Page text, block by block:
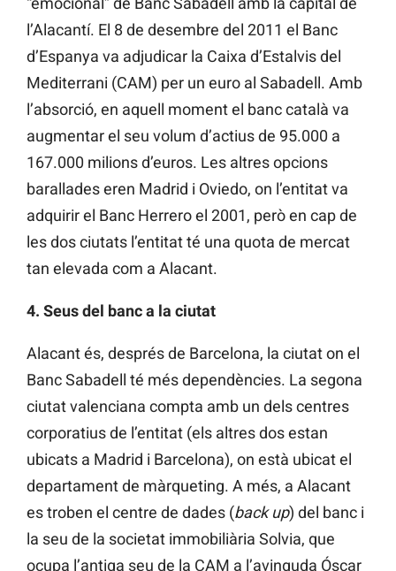
l’Alacantí. El 8 de desembre del 2011 el Banc
d’Espanya va adjudicar la Caixa d’Estalvis del
Mediterrani (CAM) per un euro al Sabadell. Amb
l’absorció, en aquell moment el banc català va
augmentar el seu volum d’actius de 95.000 a
167.000 milions d’euros. Les altres opcions
barallades eren Madrid i Oviedo, on l’entitat va
adquirir el Banc Herrero el 2001, però en cap de
les dos ciutats l’entitat té una quota de mercat
tan elevada com a Alacant.
4. Seus del banc a la ciutat
Alacant és, després de Barcelona, la ciutat on el
Banc Sabadell té més dependències. La segona
ciutat valenciana compta amb un dels centres
corporatius de l’entitat (els altres dos estan
ubicats a Madrid i Barcelona), on està ubicat el
departament de màrqueting. A més, a Alacant
es troben el centre de dades (back up) del banc i
la seu de la societat immobiliària Solvia, que
ocupa l’antiga seu de la CAM a l’avinguda Óscar